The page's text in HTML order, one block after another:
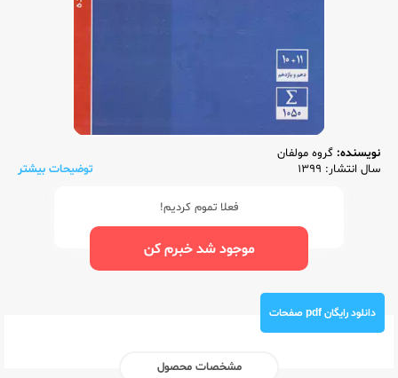
نویسنده: گروه مولفان
سال انتشار: 1399
توضیحات بیشتر
فعلا تموم کردیم!
موجود شد خبرم کن
دانلود رایگان pdf صفحات
مشخصات محصول